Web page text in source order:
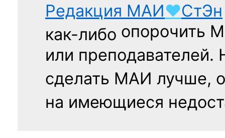
Редакция МАИ♥СтЭн
как-либо опорочить
или
сделать МАИ лучше,
на имеющиеся